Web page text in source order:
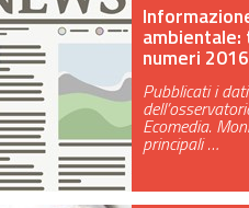
numeri 2016
Pubblicati i dati
Ecomedia.
principali …